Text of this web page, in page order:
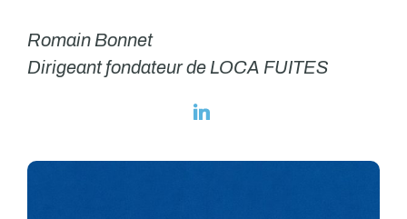
Romain Bonnet
Dirigeant fondateur de LOCA FUITES